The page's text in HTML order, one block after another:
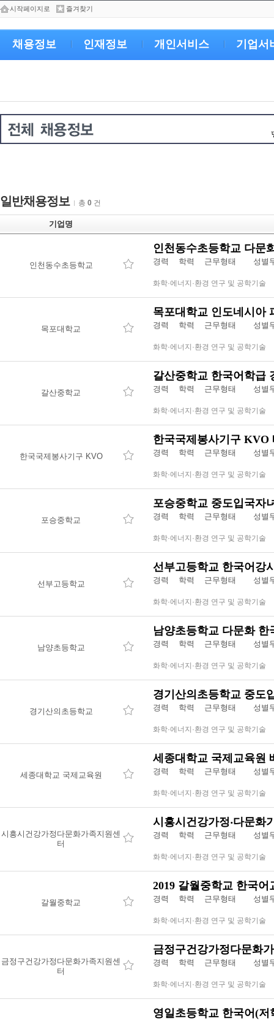
시작페이지로 즐겨찾기
채용정보 인재정보 개인서비스 기업서
일반채용정보 총 0 건
기업명
인천동수초등학교
인천동수초등학교 다문
경력 학력 근무형태 성별
화학·에너지·환경 연구 및 공학기술
목포대학교
목포대학교 인도네시아
경력 학력 근무형태 성별
화학·에너지·환경 연구 및 공학기술
갈산중학교
갈산중학교 한국어학급
경력 학력 근무형태 성별
화학·에너지·환경 연구 및 공학기술
한국국제봉사기구 KVO
한국국제봉사기구
경력 학력 근무형태 성별
화학·에너지·환경 연구 및 공학기술
포승중학교
포승중학교 중도입국자
경력 학력 근무형태 성별
화학·에너지·환경 연구 및 공학기술
선부고등학교
선부고등학교 한국어강
경력 학력 근무형태 성별
화학·에너지·환경 연구 및 공학기술
남양초등학교
남양초등학교 다문화
경력 학력 근무형태 성별
화학·에너지·환경 연구 및 공학기술
경기산의초등학교
경기산의초등학교 중도
경력 학력 근무형태 성별
화학·에너지·환경 연구 및 공학기술
세종대학교 국제교육원
세종대학교 국제교육원
경력 학력 근무형태 성별
화학·에너지·환경 연구 및 공학기술
시흥시건강가정다문화가족지원센
터
시흥시건강가정‧다문화
경력 학력 근무형태 성별
화학·에너지·환경 연구 및 공학기술
갈월중학교
2019 갈월중학교 한국어
경력 학력 근무형태 성별
화학·에너지·환경 연구 및 공학기술
금정구건강가정다문화가족지원센
터
금정구건강가정다문화
경력 학력 근무형태 성별
화학·에너지·환경 연구 및 공학기술
영일초등학교 한국어(